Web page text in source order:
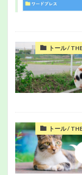
トール /
トール /